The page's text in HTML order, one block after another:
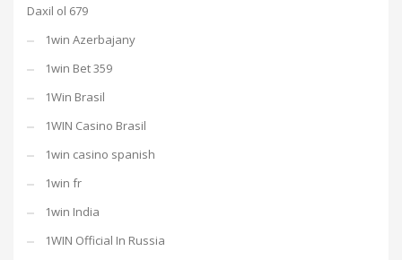
Daxil ol 679
1win Azerbajany
1win Bet 359
1Win Brasil
1WIN Casino Brasil
1win casino spanish
1win fr
1win India
1WIN Official In Russia